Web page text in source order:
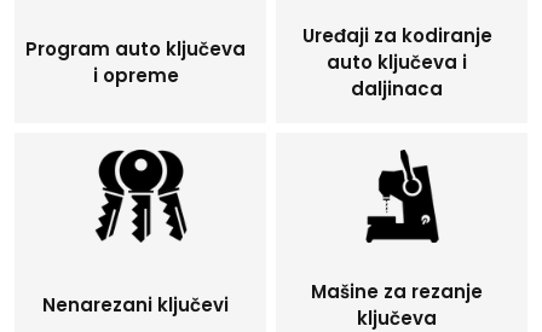
Program auto ključeva
i opreme
Uređaji za kodiranje
auto ključeva i
daljinaca
Nenarezani ključevi
Mašine za rezanje
ključeva